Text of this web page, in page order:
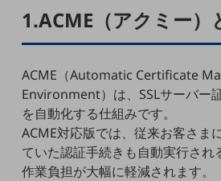
運用管理
業務支援・マーケティング
災害対策・BCP
課題・ニーズで探す
課題・ニーズで探すTOP
コミュニケーション・情報共有
マーケティング
1.ACME（アクミー）
ACME（Automatic Certificate
Environment）は、SSLサーバー
を自動化する仕組みです。
ACME対応版では、従来お客さま
ていた認証手続きも自動実行され
作業負担が大幅に軽減されます。